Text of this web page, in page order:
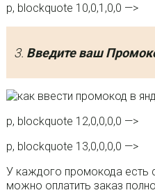
p, blockquote 10,0,1,0,0 —>
3. Введите ваш
p, blockquote 12,0,0,0,0 —>
p, blockquote 13,0,0,0,0 —>
У каждого промокода есть
можно оплатить заказ